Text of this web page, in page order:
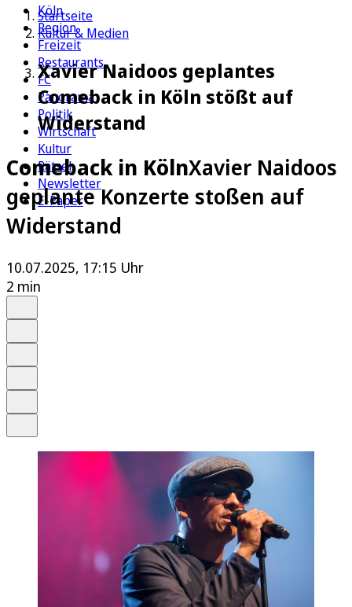
Köln
Region
Freizeit
Restaurants
FC
Panorama
Politik
Wirtschaft
Kultur
Rätsel
Newsletter
E-Paper
Startseite
Kultur & Medien
Xavier Naidoos geplantes
Comeback in Köln stößt auf
Widerstand
Comeback in KölnXavier Naidoos
geplante Konzerte stoßen auf
Widerstand
10.07.2025, 17:15 Uhr
2 min